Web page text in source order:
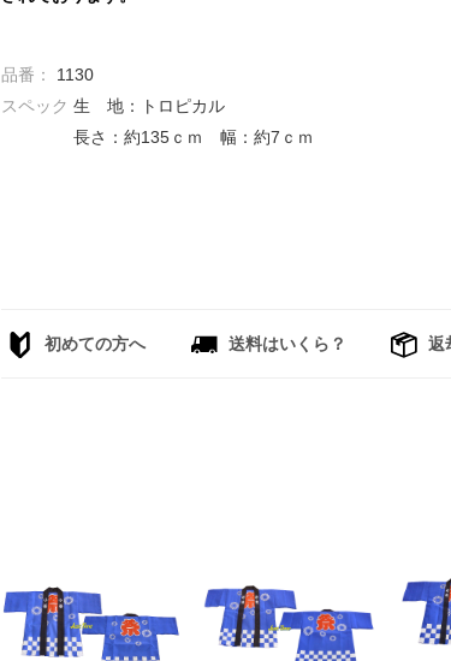
品番：
1130
スペック 生 地：トロピカル
長さ：約135ｃｍ 幅：約7ｃｍ
初めての方へ 送料はいくら？ 返